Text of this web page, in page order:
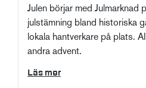
Julen börjar med Julmarknad
julstämning bland historiska
lokala hantverkare på plats.
andra advent.
Läs mer